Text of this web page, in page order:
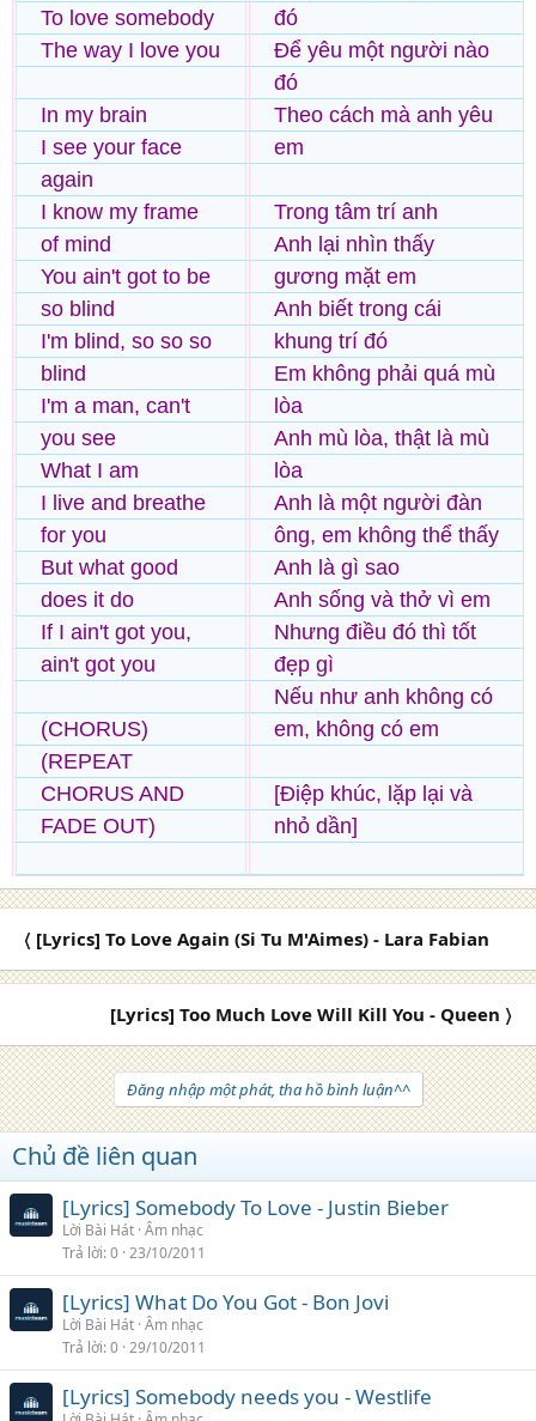
To love somebody
The way I love you
In my brain
I see your face
again
I know my frame
of mind
You ain't got to be
so blind
I'm blind, so so so
blind
I'm a man, can't
you see
What I am
I live and breathe
for you
But what good
does it do
If I ain't got you,
ain't got you
(CHORUS)
(REPEAT
CHORUS AND
FADE OUT)
đó
Để yêu một người nào
đó
Theo cách mà anh yêu
em
Trong tâm trí anh
Anh lại nhìn thấy
gương mặt em
Anh biết trong cái
khung trí đó
Em không phải quá mù
lòa
Anh mù lòa, thật là mù
lòa
Anh là một người đàn
ông, em không thể thấy
Anh là gì sao
Anh sống và thở vì em
Nhưng điều đó thì tốt
đẹp gì
Nếu như anh không có
em, không có em
[Điệp khúc, lặp lại và
nhỏ dần]
〈 [Lyrics] To Love Again (Si Tu M'Aimes) - Lara Fabian
[Lyrics] Too Much Love Will Kill You - Queen 〉
Đăng nhập một phát, tha hồ bình luận^^
Chủ đề liên quan
[Lyrics] Somebody To Love - Justin Bieber
Lời Bài Hát Âm nhạc
Trả lời 0 23/10/2011
[Lyrics] What Do You Got - Bon Jovi
Lời Bài Hát Âm nhạc
Trả lời 0 29/10/2011
[Lyrics] Somebody needs you - Westlife